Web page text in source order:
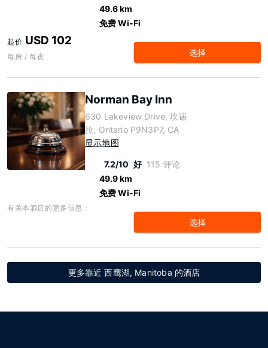
49.6 km
免费 Wi-Fi
起价 USD 102
每房 / 每夜 选择
Norman Bay Inn
630 Lakeview Drive, 坎诺
拉, Ontario P9N3P7, CA
显示地图
7.2/10 好 115 评论
49.9 km
免费 Wi-Fi
有关本酒店的更多信息：
选择
更多靠近 西鹰湖, Manitoba 的酒店